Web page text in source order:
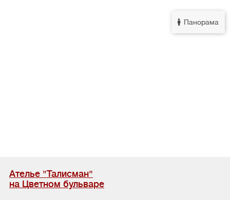
Панорама
Ателье "Талисман"
на Цветном бульваре